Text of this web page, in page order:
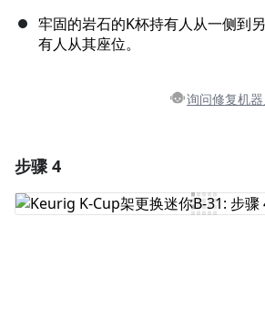
牢固的岩石的K杯持有人从一侧到
有人从其座位。
询问修复机器
添加评论
步骤 4